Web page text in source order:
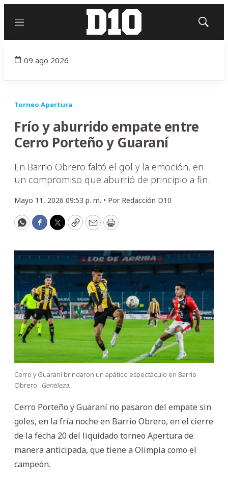
Menú
Mostrar
09 ago 2026
Torneo Apertura
Frío y aburrido empate entre
Cerro Porteño y Guaraní
En Barrio Obrero faltó el gol y la emoción, en
un compromiso que aburrió de principio a fin.
Mayo 11, 2026 09:53 p. m. • Por Redacción D10
WhatsApp
Facebook
Twitter
CopyEmailPrint
Cerro y Guaraní brindaron un apático espectáculo en Barrio
Obrero. Gentileza.
Cerro Porteño y Guaraní no pasaron del empate sin
goles, en la fría noche en Barrio Obrero, en el cierre
de la fecha 20 del liquidado torneo Apertura de
manera anticipada, que tiene a Olimpia como el
campeón.